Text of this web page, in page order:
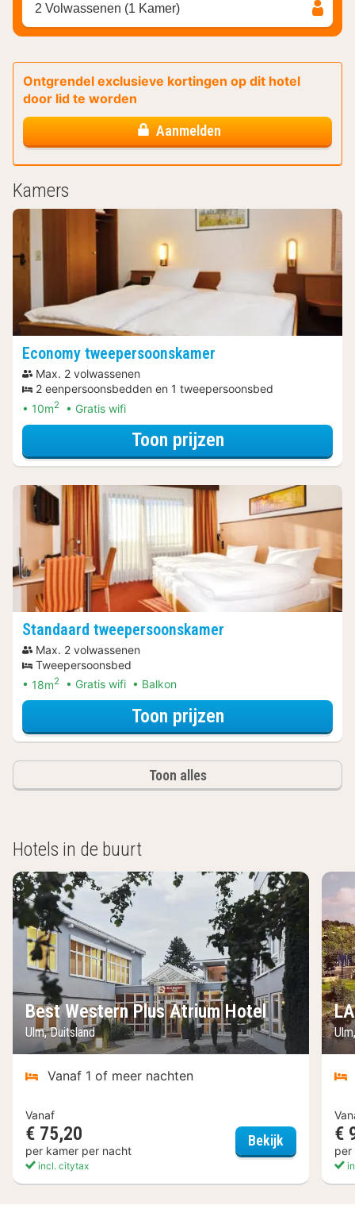
2 Volwassenen (1 Kamer)
Ontgrendel exclusieve kortingen op dit hotel
door lid te worden
Aanmelden
Kamers
Economy tweepersoonskamer
Max. 2 volwassenen
2 eenpersoonsbedden en 1 tweepersoonsbed
10m2 Gratis wifi
Toon prijzenvoor Economy
Standaard tweepersoonskamer
Max. 2 volwassenen
Tweepersoonsbed
18m2 Gratis wifi Balkon
Toon prijzenvoor Standaard
Toon alles
Hotels in de buurt
Best Western Plus Atrium Hotel
Ulm, Duitsland
Vanaf 1 of meer nachten
Vanaf
€ 75,20
per kamer per nacht
incl. citytax
Bekijk Best €
per